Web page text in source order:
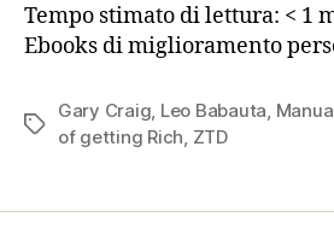
Tempo stimato di lettura: < 1
Ebooks di miglioramento
Tag
Gary Craig Leo Babauta
of getting Rich ZTD